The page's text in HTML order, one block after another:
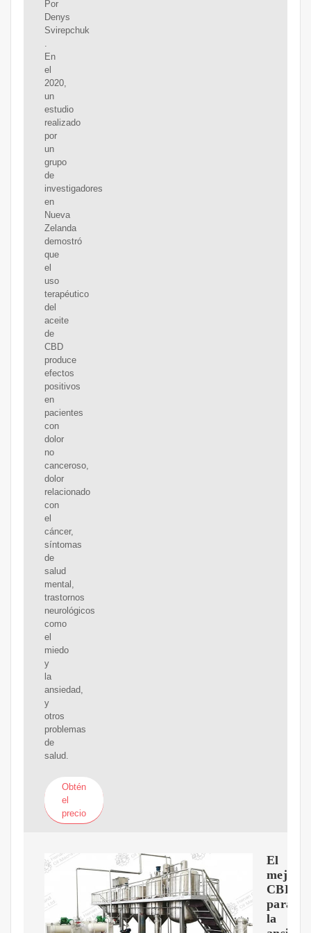
Por
Denys
Svirepchuk
.
En
el
2020,
un
estudio
realizado
por
un
grupo
de
investigadores
en
Nueva
Zelanda
demostró
que
el
uso
terapéutico
del
aceite
de
CBD
produce
efectos
positivos
en
pacientes
con
dolor
no
canceroso,
dolor
relacionado
con
el
cáncer,
síntomas
de
salud
mental,
trastornos
neurológicos
como
el
miedo
y
la
ansiedad,
y
otros
problemas
de
salud.
Obtén
el
precio
El
mejor
CBD
para
la